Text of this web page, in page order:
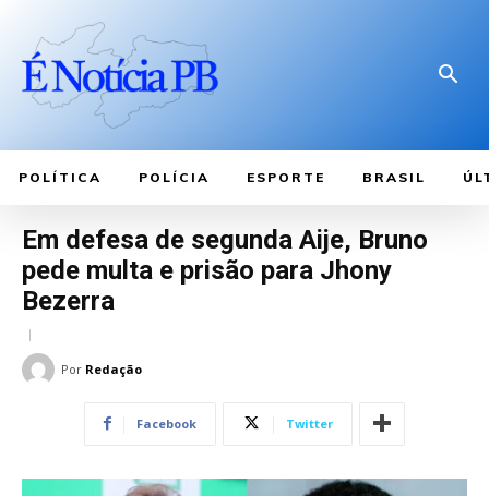
POLÍTICA POLÍCIA ESPORTE BRASIL
Em defesa de segunda Aije, Bruno
pede multa e prisão para Jhony
Bezerra
Por Redação
Facebook Twitter